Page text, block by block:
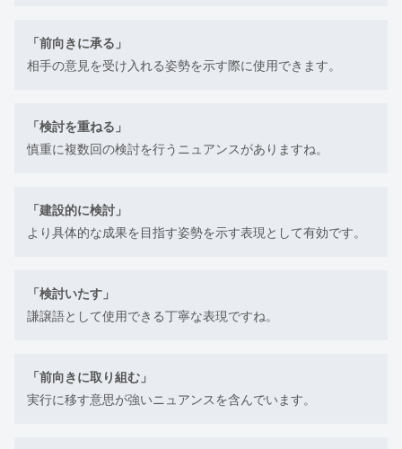
「前向きに承る」
相手の意見を受け入れる姿勢を示す際に使用できます。
「検討を重ねる」
慎重に複数回の検討を行うニュアンスがありますね。
「建設的に検討」
より具体的な成果を目指す姿勢を示す表現として有効です。
「検討いたす」
謙譲語として使用できる丁寧な表現ですね。
「前向きに取り組む」
実行に移す意思が強いニュアンスを含んでいます。